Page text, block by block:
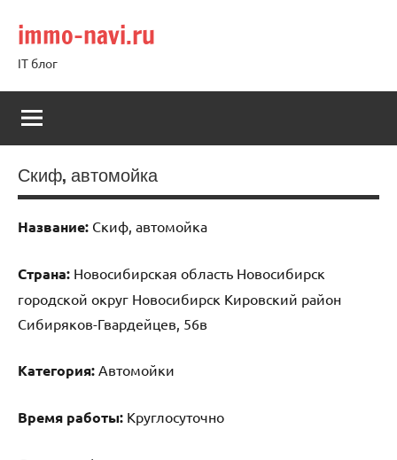
содержимому
immo-navi.ru
IT блог
Скиф, автомойка
Название: Скиф, автомойка
Страна: Новосибирская область Новосибирск
городской округ Новосибирск Кировский район
Сибиряков-Гвардейцев, 56в
Категория: Автомойки
Время работы: Круглосуточно